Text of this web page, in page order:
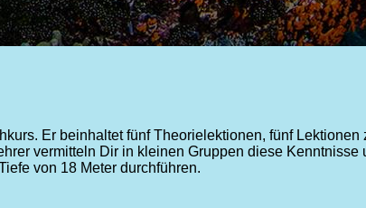
Er beinhaltet fünf Theorielektionen, fünf Lektionen
vermitteln Dir in kleinen Gruppen diese Kenntnisse
von 18 Meter durchführen.